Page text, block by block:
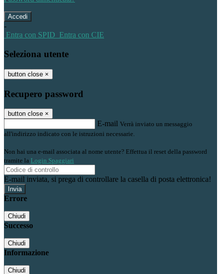
-
Entra con SPID Entra con CIE
Seleziona utente
button close ×
Recupero password
button close ×
E-mail Verrà inviato un messaggio
all'indirizzo indicato con le istruzioni necessarie.
Non hai una e-mail associata al nome utente? Effettua il reset della password
tramite la Login Spaggiari
E-mail inviata, si prega di controllare la casella di posta elettronica!
Errore
Chiudi
Successo
Chiudi
Informazione
Chiudi